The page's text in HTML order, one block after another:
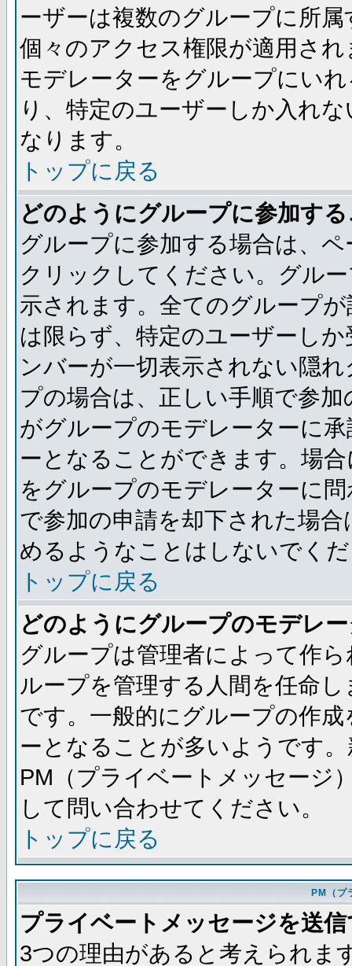
ーザーは複数のグループに所
個々のアクセス権限が適用さ
モデレーターをグループにい
り、特定のユーザーしか入れ
なります。
トップに戻る
どのようにグループに参加す
グループに参加する場合は、
クリックしてください。グル
示されます。全てのグループ
は限らず、特定のユーザーし
ンバーが一切表示されない隠
プの場合は、正しい手順で参
がグループのモデレーターに
ーとなることができます。場
をグループのモデレーターに
で参加の申請を却下された場
めるようなことはしないでく
トップに戻る
どのようにグループのモデレ
グループは管理者によって作
ループを管理する人間を任命
です。一般的にグループの作
ーとなることが多いようです
PM（プライベートメッセージ
して問い合わせてください。
トップに戻る
PM（プ
プライベートメッセージを送
3つの理由があると考えられま